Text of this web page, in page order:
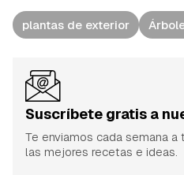
plantas de exterior
Suscríbete gratis a
Te enviamos cada semana
las mejores recetas e ideas.